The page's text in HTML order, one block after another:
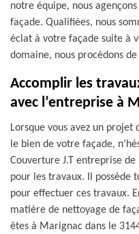
notre équipe, nous
façade. Qualifiées, nous
éclat à votre façade suite à
domaine, nous procédons
Accomplir les
avec l’entreprise à
Lorsque vous avez un
le bien de votre façade,
Couverture J.T entreprise
pour les travaux. Il possède
pour effectuer ces travaux.
matière de nettoyage de
êtes à Marignac dans le